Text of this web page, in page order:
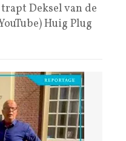
Deksel van de
Huig Plug